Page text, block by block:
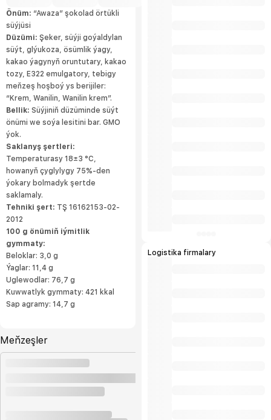
Önüm: “Awaza” şokolad örtükli
süýjüsi
Düzümi: Şeker, süýji goýaldylan
süýt, glýukoza, ösümlik ýagy,
kakao ýagynyň oruntutary, kakao
tozy, E322 emulgatory, tebigy
meňzeş hoşboý ys berijiler:
“Krem, Wanilin, Wanilin krem”.
Bellik: Süýjiniň düzüminde süýt
önümi we soýa lesitini bar. GMO
ýok.
Saklanyş şertleri:
Temperaturasy 18±3 °С,
howanyň çyglylygy 75%-den
ýokary bolmadyk şertde
saklamaly.
Tehniki şert: TŞ 16162153-02-
2012
100 g önümiň iýmitlik
gymmaty:
Beloklar: 3,0 g
Ýaglar: 11,4 g
Uglewodlar: 76,7 g
Kuwwatlyk gymmaty: 421 kkal
Sap agramy: 14,7 g
Meňzeşler
Logistika firmalary